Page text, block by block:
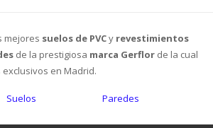
Clásico
mejores suelos de PVCy revestimientos
de la prestigiosa marca Gerflor de la cual
en Madrid.
Suelos Paredes